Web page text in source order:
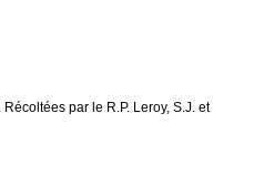
par le R.P. Leroy, S.J. et